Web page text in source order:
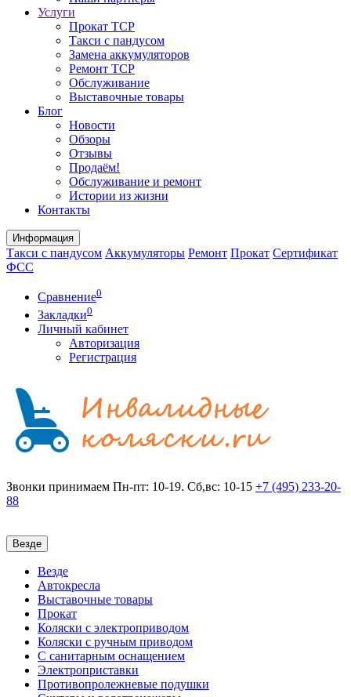
Услуги
Прокат ТСР
Такси с пандусом
Замена аккумуляторов
Ремонт ТСР
Обслуживание
Выставочные товары
Блог
Новости
Обзоры
Отзывы
Продаём!
Обслуживание и ремонт
Истории из жизни
Контакты
Информация
Такси с пандусом Аккумуляторы Ремонт Прокат Сертификат
ФСС
Сравнение0
Закладки0
Личный кабинет
Авторизация
Регистрация
Звонки принимаем Пн-пт: 10-19. Сб,вс: 10-15 +7 (495) 233-20-
88
Везде
Везде
Автокресла
Выставочные товары
Прокат
Коляски с электроприводом
Коляски с ручным приводом
С санитарным оснащением
Электроприставки
Противопролежневые подушки